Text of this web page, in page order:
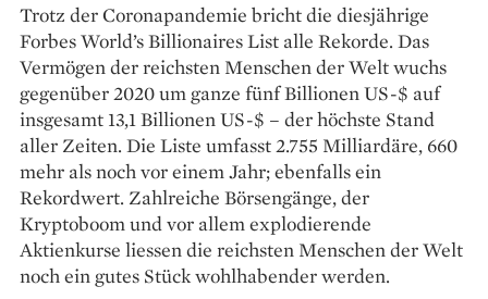
Trotz der Coronapandemie bricht die diesjährige
Forbes World’s Billionaires List alle Rekorde. Das
Vermögen der reichsten Menschen der Welt wuchs
gegenüber 2020 um ganze fünf Billionen US-$ auf
insgesamt 13,1 Billionen US-$ – der höchste Stand
aller Zeiten. Die Liste umfasst 2.755 Milliardäre, 660
mehr als noch vor einem Jahr; ebenfalls ein
Rekordwert. Zahlreiche Börsengänge, der
Kryptoboom und vor allem explodierende
Aktienkurse liessen die reichsten Menschen der Welt
noch ein gutes Stück wohlhabender werden.